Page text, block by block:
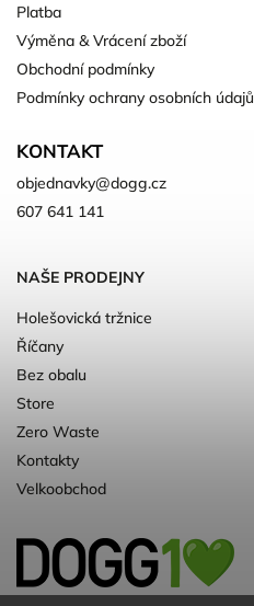
Platba
Výměna & Vrácení zboží
Obchodní podmínky
Podmínky ochrany osobních údajů
KONTAKT
objednavky@dogg.cz
607 641 141
NAŠE PRODEJNY
Holešovická tržnice
Říčany
Bez obalu
Store
Zero Waste
Kontakty
Velkoobchod